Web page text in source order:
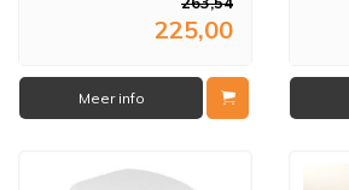
225,00
Meer info